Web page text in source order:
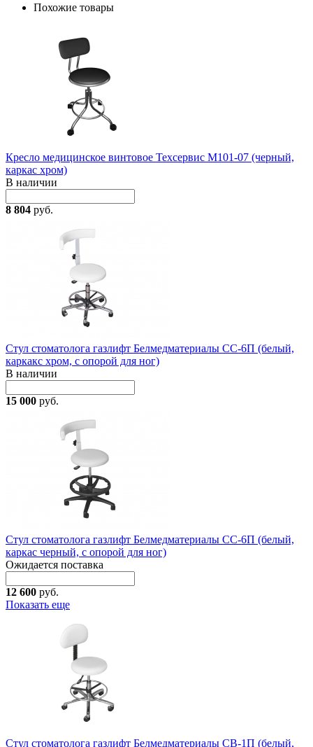
Похожие товары
Кресло медицинское винтовое Техсервис М101-07 (черный,
каркас хром)
В наличии
8 804 руб.
Стул стоматолога газлифт Белмедматериалы СС-6П (белый,
каркакс хром, с опорой для ног)
В наличии
15 000 руб.
Стул стоматолога газлифт Белмедматериалы СС-6П (белый,
каркас черный, с опорой для ног)
Ожидается поставка
12 600 руб.
Показать еще
Стул стоматолога газлифт Белмедматериалы СВ-1П (белый,